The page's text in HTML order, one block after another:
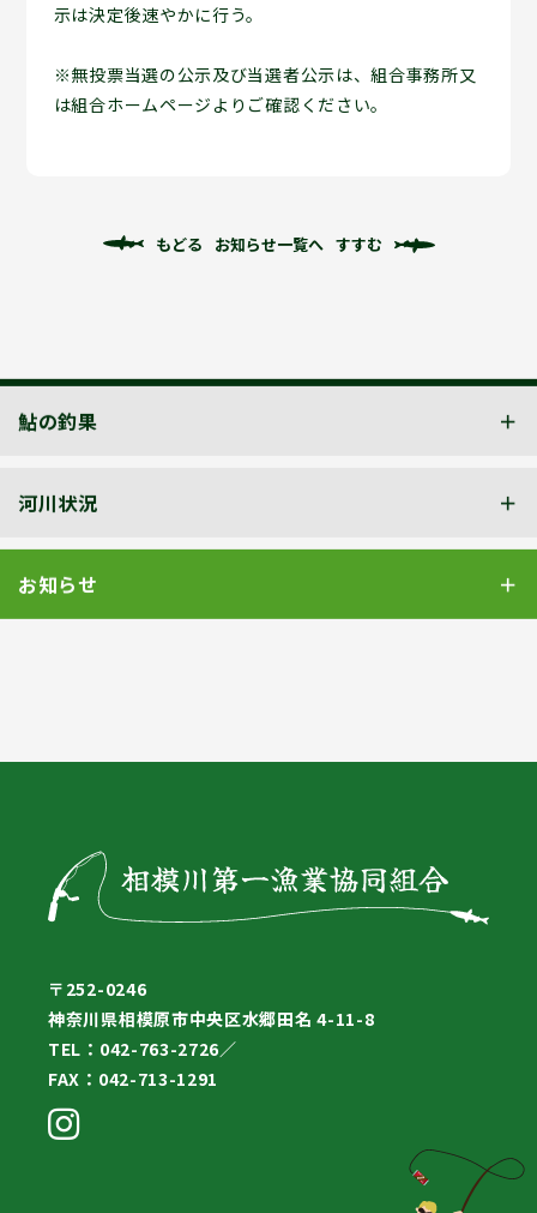
示は決定後速やかに行う。
※無投票当選の公示及び当選者公示は、組合事務所又
は組合ホームページよりご確認ください。
もどる お知らせ一覧へ すすむ
鮎の釣果
河川状況
お知らせ
〒252-0246
神奈川県相模原市中央区水郷田名 4-11-8
TEL：042-763-2726／
FAX：042-713-1291